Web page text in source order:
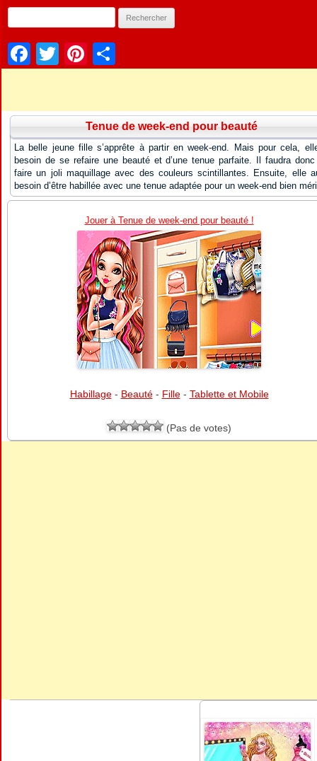
Facebook
TwitterPinterest
Tenue de week-end pour beauté
La belle jeune fille s’apprête à partir en week-end. Mais pour cela,
besoin de se refaire une beauté et d’une tenue parfaite. Il faudra
faire un joli maquillage avec des couleurs scintillantes. Ensuite, elle
besoin d’être habillée avec une tenue adaptée pour un week-end bien
Jouer à Tenue de week-end pour beauté !
Habillage- Beauté- Fille- Tablette et Mobile
(Pas de votes)